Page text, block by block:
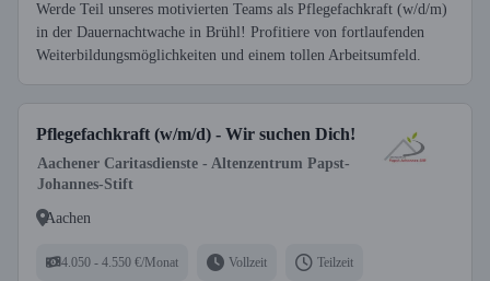
Werde Teil unseres motivierten Teams als Pflegefachkraft (w/d/m)
in der Dauernachtwache in Brühl! Profitiere von fortlaufenden
Weiterbildungsmöglichkeiten und einem tollen Arbeitsumfeld.
Pflegefachkraft (w/m/d) - Wir suchen Dich!
Aachener Caritasdienste - Altenzentrum Papst-
Johannes-Stift
Aachen
4.050 - 4.550 €/Monat Vollzeit Teilzeit